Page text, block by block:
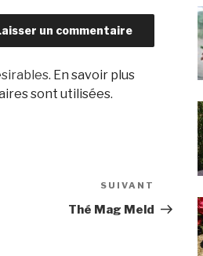
En savoir plus
sont utilisées.
suivant
SUIVANT
Thé Mag Meld